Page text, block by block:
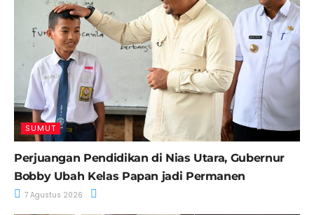
SUMUT
Perjuangan Pendidikan di Nias Utara, Gubernur
Bobby Ubah Kelas Papan jadi Permanen
7 Agustus 2026